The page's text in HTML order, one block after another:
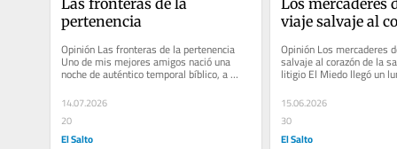
pertenencia
Opinión Las fronteras de la pertenencia
Uno de mis mejores amigos nació una
noche de auténtico temporal bíblico, a
orillas del lago Malawi. Sus...
14.07.2026
20
El Salto
viaje salvaje al
Opinión Los mercaderes
salvaje al corazón de la
litigio El Miedo llegó un
parecía apropiado....
15.06.2026
30
El Salto